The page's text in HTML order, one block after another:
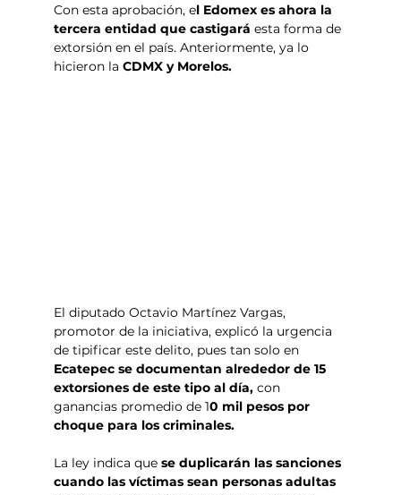
Con esta aprobación, el Edomex es ahora la
tercera entidad que castigará esta forma de
extorsión en el país. Anteriormente, ya lo
hicieron la CDMX y Morelos.
El diputado Octavio Martínez Vargas,
promotor de la iniciativa, explicó la urgencia
de tipificar este delito, pues tan solo en
Ecatepec se documentan alrededor de 15
extorsiones de este tipo al día, con
ganancias promedio de 10 mil pesos por
choque para los criminales.
La ley indica que se duplicarán las sanciones
cuando las víctimas sean personas adultas